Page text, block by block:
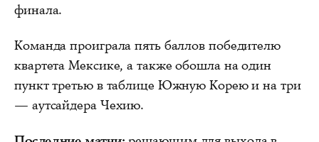
финала.
Команда проиграла пять баллов победителю
квартета Мексике, а также обошла на один
пункт третью в таблице Южную Корею и на три
— аутсайдера Чехию.